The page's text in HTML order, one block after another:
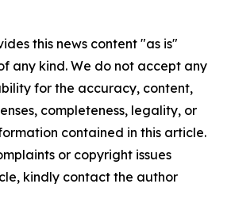
this news content "as is"
any kind. We do not accept any
for the accuracy, content,
completeness, legality, or
contained in this article.
or copyright issues
kindly contact the author